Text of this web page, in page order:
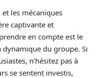
les mécaniques
captivante et
en compte est le
du groupe. Si
n’hésitez pas à
se sentent investis,